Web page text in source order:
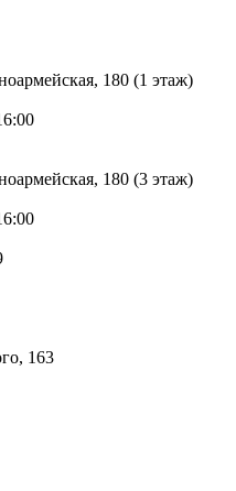
180 (1 этаж)
180 (3 этаж)
163